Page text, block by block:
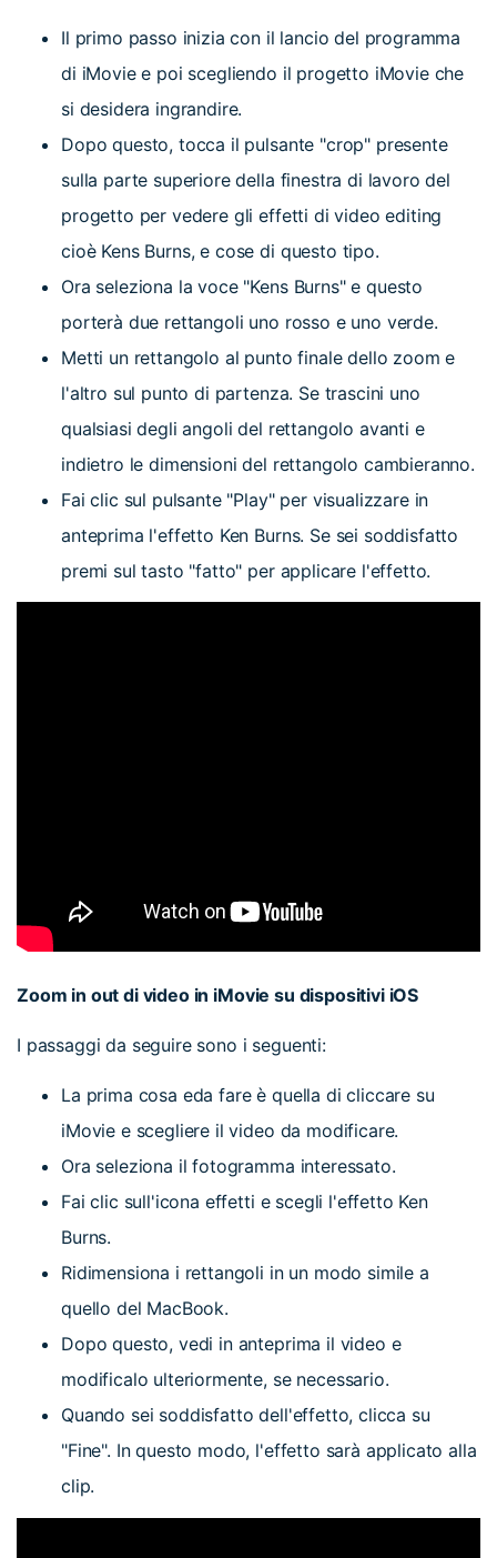
Il primo passo inizia con il lancio del programma
di iMovie e poi scegliendo il progetto iMovie che
si desidera ingrandire.
Dopo questo, tocca il pulsante "crop" presente
sulla parte superiore della finestra di lavoro del
progetto per vedere gli effetti di video editing
cioè Kens Burns, e cose di questo tipo.
Ora seleziona la voce "Kens Burns" e questo
porterà due rettangoli uno rosso e uno verde.
Metti un rettangolo al punto finale dello zoom e
l'altro sul punto di partenza. Se trascini uno
qualsiasi degli angoli del rettangolo avanti e
indietro le dimensioni del rettangolo cambieranno.
Fai clic sul pulsante "Play" per visualizzare in
anteprima l'effetto Ken Burns. Se sei soddisfatto
premi sul tasto "fatto" per applicare l'effetto.
Zoom in out di video in iMovie su dispositivi iOS
I passaggi da seguire sono i seguenti:
La prima cosa eda fare è quella di cliccare su
iMovie e scegliere il video da modificare.
Ora seleziona il fotogramma interessato.
Fai clic sull'icona effetti e scegli l'effetto Ken
Burns.
Ridimensiona i rettangoli in un modo simile a
quello del MacBook.
Dopo questo, vedi in anteprima il video e
modificalo ulteriormente, se necessario.
Quando sei soddisfatto dell'effetto, clicca su
"Fine". In questo modo, l'effetto sarà applicato alla
clip.